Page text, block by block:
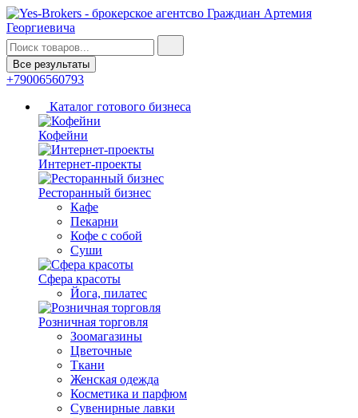
Все результаты
+79006560793
Каталог готового бизнеса
Кофейни
Интернет-проекты
Ресторанный бизнес
Кафе
Пекарни
Кофе с собой
Суши
Сфера красоты
Йога, пилатес
Розничная торговля
Зоомагазины
Цветочные
Ткани
Женская одежда
Косметика и парфюм
Сувенирные лавки